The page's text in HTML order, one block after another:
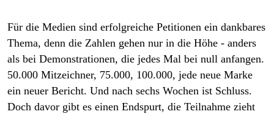
Für die Medien sind erfolgreiche Petitionen ein dankbares
Thema, denn die Zahlen gehen nur in die Höhe - anders
als bei Demonstrationen, die jedes Mal bei null anfangen.
50.000 Mitzeichner, 75.000, 100.000, jede neue Marke
ein neuer Bericht. Und nach sechs Wochen ist Schluss.
Doch davor gibt es einen Endspurt, die Teilnahme zieht